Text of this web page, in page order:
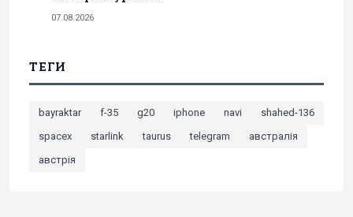
07.08.2026
ТЕГИ
bayraktar f-35 g20 iphone navi
shahed-136
spacex
starlink taurus telegram
австралія
австрія